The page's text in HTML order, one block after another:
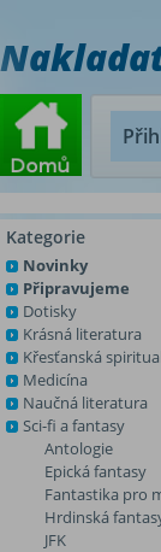
Kategorie
Novinky
Připravujeme
Dotisky
Krásná literatura
Křesťanská
Medicína
Naučná literatura
Sci-fi a fantasy
Antologie
Epická fantasy
Fantastika pro
Hrdinská
JFK